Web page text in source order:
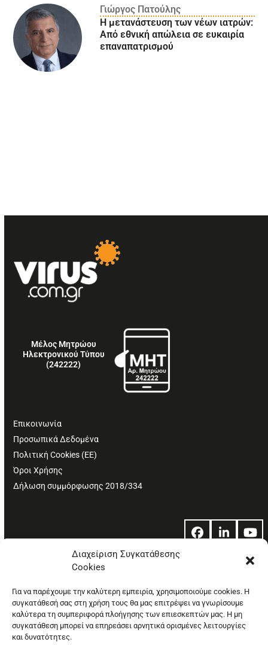
Διαχείριση Συγκατάθεσης
Cookies
Για να παρέχουμε την καλύτερη εμπειρία, χρησιμοποιούμε cookies. Η
συγκατάθεσή σας στη χρήση τους θα μας επιτρέψει να γνωρίσουμε
καλύτερα τη συμπεριφορά πλοήγησης των επιεσκεπτών μας. Η μη
συγκατάθεση μπορεί να επηρεάσει αρνητικά ορισμένες λειτουργίες
και δυνατότητες.
Γιώργος Πατούλης
Η μετανάστευση των νέων ιατρών:
Aπό εθνική απώλεια σε ευκαιρία
επαναπατρισμού
Μέλος Μητρώου
Ηλεκτρονικού Τύπου
(242222)
Επικοινωνία
Προσωπικά Δεδομένα
Πολιτική Cookies (ΕΕ)
Όροι Χρήσης
Δήλωση συμμόρφωσης 2018/334
Facebook
LinkedIn
© Copyright: Ethos Media S.A.